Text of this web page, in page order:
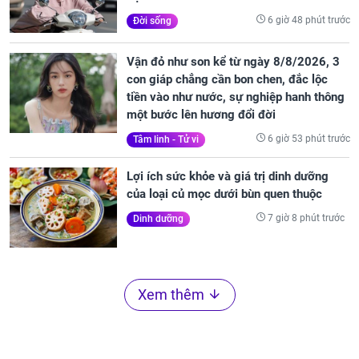
Đời sống 6 giờ 48 phút trước
Vận đỏ như son kể từ ngày 8/8/2026, 3
con giáp chẳng cần bon chen, đắc lộc
tiền vào như nước, sự nghiệp hanh thông
một bước lên hương đổi đời
Tâm linh - Tử vi 6 giờ 53 phút trước
Lợi ích sức khỏe và giá trị dinh dưỡng
của loại củ mọc dưới bùn quen thuộc
Dinh dưỡng 7 giờ 8 phút trước
Xem thêm